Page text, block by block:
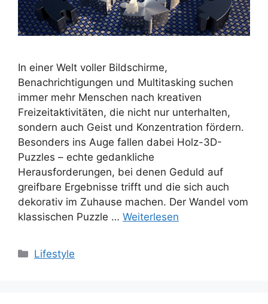
In einer Welt voller Bildschirme,
Benachrichtigungen und Multitasking suchen
immer mehr Menschen nach kreativen
Freizeitaktivitäten, die nicht nur unterhalten,
sondern auch Geist und Konzentration fördern.
Besonders ins Auge fallen dabei Holz-3D-
Puzzles – echte gedankliche
Herausforderungen, bei denen Geduld auf
greifbare Ergebnisse trifft und die sich auch
dekorativ im Zuhause machen. Der Wandel vom
klassischen Puzzle … Weiterlesen
Kategorien
Lifestyle